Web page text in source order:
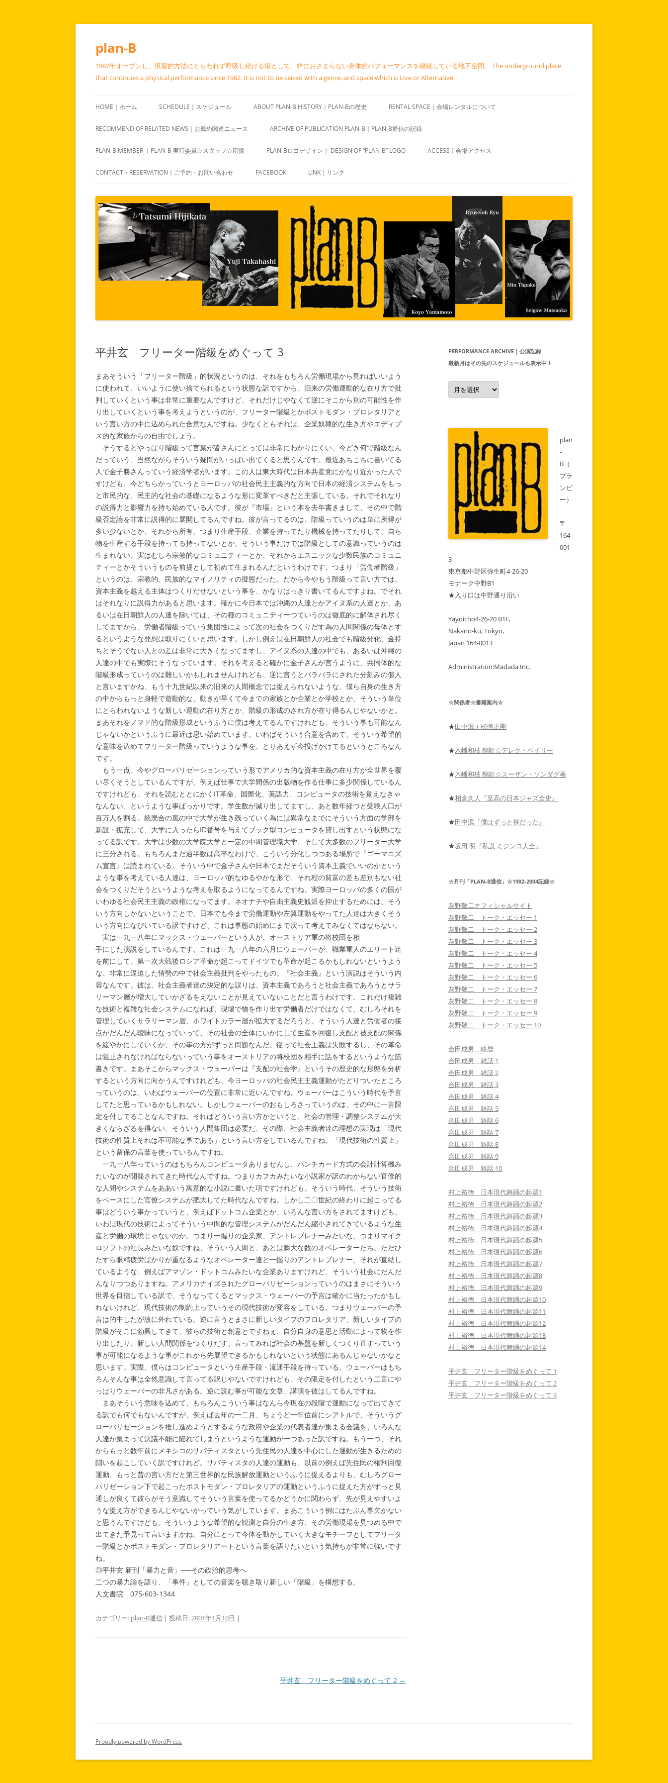
コ
ン
ツ
へ
ス
キ
ッ
plan-B
1982年オープンし、慣習的方法にとらわれず呼吸し続ける場として、枠におさまらない身体的パフォーマンスを継続している地下空間。 The underground place
that continues a physical performance since 1982. It is not to be seized with a genre, and space which is Live or Alternative.
HOME｜ホーム SCHEDULE｜スケジュール ABOUT PLAN-B HISTORY｜PLAN-Bの歴史 RENTAL SPACE｜会場レンタルについて
RECOMMEND OF RELATED NEWS｜お薦め関連ニュース ARCHIVE OF PUBLICATION PLAN-B｜PLAN-B通信の記録
PLAN-B MEMBER ｜PLAN-B 実行委員☆スタッフ☆応援 PLAN-Bロゴデザイン｜ DESIGN OF “PLAN-B” LOGO ACCESS｜会場アクセス
CONTACT・RESERVATION｜ご予約・お問い合わせ FACEBOOK LINK｜リンク
平井玄 フリーター階級をめぐって 3
まあそういう「フリーター階級」的状況というのは、それをもちろん労働現場から見ればいいよう
に使われて、いいように使い捨てられるという状態な訳ですから、旧来の労働運動的な在り方で批
判していくという事は非常に重要なんですけど、それだけじやなくて逆にそこから別の可能性を作
り出していくという事を考えようというのが、フリーター階級とかポストモダン・プロレタリアと
いう言い方の中に込められた合意なんですね。少なくともそれは、企業奴隷的な生き方やエディプ
ス的な家族からの自由でしょう。
そうするとやっぱり階級って言葉が皆さんにとっては非常にわかりにくい、今どき何で階級なん
だっていう、当然ながらそういう疑問がいっぱい出てくると思うんです。最近あちこちに書いてる
人で金子勝さんっていう経済学者がいます。この人は東大時代は日本共産党にかなり近かった人で
すけども、今どちらかっていうとヨーロッパの社会民主主義的な方向で日本の経済システムをもっ
と市民的な、民主的な社会の基礎になるような形に変革すべきだと主張している。それでそれなり
の説得力と影響力を持ち始めている人です。彼が『市場』という本を去年書きまして、その中で階
級否定論を非常に説得的に展開してるんですね。彼が言ってるのは、階級っていうのは単に所得が
多い少ないとか、それから所有、つまり生産手段、企業を持ってたり機械を持ってたりして、自ら
物を生産する手段を持ってる持ってないとか、そういう事だけでは階級としての意識っていうのは
生まれない。実はむしろ宗教的なコミュニティーとか、それからエスニックな少数民族のコミュニ
ティーとかそういうものを前提として初めて生まれるんだというわけです。つまり「労働者階級」
というのは、宗教的、民族的なマイノリティの擬態だった。だから今やもう階級って言い方では、
資本主義を越える主体はつくりだせないという事を、かなりはっきり書いてるんですよね。でそれ
はそれなりに説得力があると思います。確かに今日本では沖縄の人達とかアイヌ系の人達とか、あ
るいは在日朝鮮人の人達を除いては、その種のコミュニティーつていうのは徹底的に解体され尽く
してますから、労働者階級っていう集団性によって次の社会をつくりだす為の人間関係の母体とす
るというような発想は取りにくいと思います。しかし例えば在日朝鮮人の社会でも階級分化、金持
ちとそうでない人との差は非常に大きくなってますし、アイヌ系の人達の中でも、あるいは沖縄の
人達の中でも実際にそうなっています。それを考えると確かに金子さんが言うように、共同体的な
階級形成っていうのは難しいかもしれませんけれども、逆に言うとバラバラにされた分刻みの個人
と言いますかね、もう十九世紀以来の旧来の人間概念では捉えられないような、僕ら自身の生き方
の中からもっと身軽で遊動的な、動きが早くて今までの家族とか企業とか学校とか、そういう単位
にとらわれないような新しい運動の在り方とか、階級の形成のされ方が在り得るんじやないかと。
まあそれをノマド的な階級形成というふうに僕は考えてるんですけれども、そういう事も可能なん
じゃないかというふうに最近は思い始めています。いわばそういう合意を含めて、そういう希望的
な意味を込めてフリーター階級っていうような事を、とりあえず今投げかけてるというところなん
です。
もう一点、今やグローパリゼーションっていう形でアメリカ的な資本主義の在り方が全世界を覆
い尽くそうとしているんですが、例えば仕事で大学間係の出版物を作る仕事に多少関係しているん
ですけれども、それを読むととにかくIT革命、国際化、英語力、コンピュータの技術を覚えなきゃ
なんない、というような事ばっかりです。学生数が減り出してますし、あと数年経つと受験人口が
百万人を割る。統廃合の嵐の中で大学が生き残っていく為には異常なまでにそういう方面の学部を
新設・拡充して、大学に入ったらID番号を与えてブック型コンピュータを貸し出すという状態にな
ってる訳です。大学は少数の大学院大学と一定の中間管理職大学、そして大多数のフリーター大学
に三分される。もちろんまだ過半数は高卒なわけで、こういう分化しつつある場所で『ゴーマニズ
ム宣言』は読まれている。そういう中で金子さんや日本でまだそういう資本主義でいいのかという
ような事を考えている人達は、ヨーロッパ的なゆるやかな形で、それ程の貧富の差も差別もない社
会をつくりだそうというような考えを取るようになってるんですね。実際ヨーロッパの多くの国が
いわゆる社会民主主義の政権になってます。ネオナチや自由主義史観派を抑止するためには、そう
いう方向しかないということで、日本でも今まで労働運動や左翼運動をやってた人達は大きくそう
いう方向になびいている訳ですけど、これは事態の始めにまで戻って考えてみなくてはならない。
実は一九一八年にマックス・ウェーバーという人が、オーストリア軍の将校団を相
手にした演説をしているんです。これは一九一八年の六月にウェーバーが、職業軍人のエリート達
を前にして、第一次大戦後ロシア革命が起こってドイツでも革命が起こるかもしれないというよう
な、非常に逼迫した情勢の中で社会主義批判をやったもの。『社会主義』という演説はそういう内
容なんです。彼は、社会主義者達の決定的な誤りは、資本主義であろうと社会主義であろうとサラ
リーマン層が増大していかざるをえないことが見えていないことだと言うわけです。これだけ複雑
な技術と複雑な社会システムになれば、現場で物を作り出す労働者だけではなくて、むしろそれを
管理していくサラリーマン層、ホワイトカラー層が拡大するだろうと。そういう人達と労働者の接
点がだんだん曖昧になっていって、その社会の全体にいかにして生産を回復し支配と被支配の関係
を緩やかにしていくか、その事の方がずっと問題なんだ。従って社会主義は失敗するし、その革命
は阻止されなければならないっていう事をオーストリアの将校団を相手に話をするというような筋
書きです。まあそこからマックス・ウェーバーは『支配の社会学』というその歴史的な形態を分析
するという方向に向かうんですけれども、今ヨーロッパの社会民主主義運動がたどりついたところ
っていうのは、いわばウェーバーの位置に非常に近いんですね。ウェーバーはこういう時代を予言
してたと思っているかもしれない。しかしウェーバーのおもしろさっていうのは、その中に一言限
定を付してることなんですね。それはどういう言い方かというと、社会の管理・調整システムが大
きくならざるを得ない、そういう人間集団は必要だ、その際、社会主義者達の理想の実現は「現代
技術の性質上それは不可能な事である」という言い方をしているんですね。「現代技術の性質上」
という留保の言葉を使っているんですね。
一九一八年っていうのはもちろんコンピュータありませんし、パンチカード方式の会計計算機み
たいなのが開発されてきた時代なんですね。つまりカフカみたいな小説家が訳のわからない官僚的
な人間やシステムをああいう寓意的な小説に書いた項ですけれども。そういう時代、そういう技術
をベースにした官僚システムが肥大してた時代なんですね。しかし二〇世紀の終わりに起こってる
事はどういう事かっていうと、例えばドットコム企業とか、いろんな言い方をされてますけども、
いわば現代の技術によってそういう中間的な管理システムがだんだん縮小されてきているような生
産と労働の環境じゃないのか。つまり一握りの企業家、アントレプレナーみたいな、つまりマイク
ロソフトの社長みたいな奴ですね、そういう人間と、あとは膨大な数のオペレーターたち。ただひ
たすら眼精疲労ばかりが重なるようなオペレーター達と一握りのアントレプレナー、それが直結し
ているような、例えばアマゾン・ドットコムみたいな企業ありますけれど、そういう社会にだんだ
んなりつつありますね。アメリカナイズされたグローバリゼーションっていうのはまさにそういう
世界を目指している訳で、そうなってくるとマックス・ウェーバーの予言は確かに当たったかもし
れないけれど、現代技術の制約上っていうその現代技術が変容をしている。つまりウェーバーの予
言は的中したが故に外れている。逆に言うとまさに新しいタイプのプロレタリア、新しいタイプの
階級がそこに勃興してきて、彼らの技術と創意とですねぇ、自分自身の意思と活動によって物を作
り出したり、新しい人間関係をつくりだす、言ってみれば社会の基盤を新しくつくり直すっていう
事が可能になるような事がこれから先展望できるかもしれないという状態にあるんじゃないかなと
思います。実際、僕らはコンピュータという生産手段・流通手段を持っている。ウェーバーはもち
ろんそんな事は全然意識して言ってる訳じやないですけれども、その限定を付したという二言にや
っぱりウェーバーの非凡さがある。逆に読む事が可能な文章、講演を彼はしてるんですね。
まあそういう意味を込めて、もちろんこういう事はなんら今現在の段階で運動になって出てきて
る訳でも何でもないんですが、例えば去年の一二月、ちょうど一年位前にシアトルで、そういうグ
ローバリゼーションを推し進めようとするような政府や企業の代表者達が集まる会議を、いろんな
人達が集まって決議不能に陥れてしまうというような運動が一つあった訳ですね。もう一つ、それ
からもっと数年前にメキシコのサパティスタという先住民の人達を中心にした運動が生きるための
闘いを起こしていく訳ですけれど。サパティスタの人達の運動も、以前の例えば先住民の権利回復
運動、もっと昔の言い方だと第三世界的な民族解放運動というふうに捉えるよりも、むしろグロー
パリゼーション下で起こったポストモダン・プロレタリアの運動というふうに捉えた方がずっと見
通しが良くて彼らがそう意識してそういう言葉を使ってるかどうかに関わらず、先が見えやすいよ
うな捉え方ができるんじやないかっていう気がしています。まあこういう例にはたぶん事欠かない
と思うんですけども。そういうような希望的な観測と自分の生き方、その労働現場を見つめる中で
出てきた予見って言いますかね、自分にとって今体を動かしていく大きなモチーフとしてフリータ
ー階級とかポストモダン・プロレタリアートという言葉を語りたいという気持ちが非常に強いです
ね。
◎平井玄 新刊「暴力と音」──その政治的思考へ
二つの暴力論を語り、「事件」としての音楽を聴き取り新しい「階級」を構想する。
人文書院 075-603-1344
カテゴリー: plan-B通信 | 投稿日:2001年1月10日 |
シ
平井玄 フリーター階級をめぐって 2 →
PERFORMANCE ARCHIVE｜公演記録
最新月はその先のスケジュールも表示中！
Performance
Archive
｜
録
月
先
の
ュ
ー
も
表
plan
-
B（
プラ
ンビ
ー）
〒
164-
001
3
東京都中野区弥生町4-26-20
モナーク中野B1
★入り口は中野通り沿い
Yayoicho4-26-20 B1F,
Nakano-ku, Tokyo,
Japan 164-0013
Administration:Madada Inc.
☆関係者☆書籍案内☆
★田中泯＋松岡正剛
★木幡和枝 翻訳☆デレク・ベイリー
★木幡和枝 翻訳☆スーザン・ソンダグ著
★相倉久人『至高の日本ジャズ全史』
★田中泯『僕はずっと裸だった』
★坂田 明『私説 ミジンコ大全』
☆月刊「PLAN-B通信」☆1982-2004記録☆
灰野敬二オフィシャルサイト
灰野敬二 トーク・エッセー 1
灰野敬二 トーク・エッセー 2
灰野敬二 トーク・エッセー 3
灰野敬二 トーク・エッセー 4
灰野敬二 トーク・エッセー 5
灰野敬二 トーク・エッセー 6
灰野敬二 トーク・エッセー 7
灰野敬二 トーク・エッセー 8
灰野敬二 トーク・エッセー 9
灰野敬二 トーク・エッセー 10
合田成男 略歴
合田成男 雑話 1
合田成男 雑話 2
合田成男 雑話 3
合田成男 雑話 4
合田成男 雑話 5
合田成男 雑話 6
合田成男 雑話 7
合田成男 雑話 8
合田成男 雑話 9
合田成男 雑話 10
村上裕徳 日本現代舞踊の起源1
村上裕徳 日本現代舞踊の起源2
村上裕徳 日本現代舞踊の起源3
村上裕徳 日本現代舞踊の起源4
村上裕徳 日本現代舞踊の起源5
村上裕徳 日本現代舞踊の起源6
村上裕徳 日本現代舞踊の起源7
村上裕徳 日本現代舞踊の起源8
村上裕徳 日本現代舞踊の起源9
村上裕徳 日本現代舞踊の起源10
村上裕徳 日本現代舞踊の起源11
村上裕徳 日本現代舞踊の起源12
村上裕徳 日本現代舞踊の起源13
村上裕徳 日本現代舞踊の起源14
平井玄 フリーター階級をめぐって 1
平井玄 フリーター階級をめぐって 2
平井玄 フリーター階級をめぐって 3
Proudly powered by WordPress